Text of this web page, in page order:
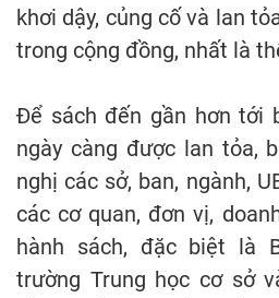
khơi dậy, củng cố và lan
trong cộng đồng, nhất là
Để sách đến gần hơn tới
ngày càng được lan tỏa,
nghị các sở, ban, ngành,
các cơ quan, đơn vị,
hành sách, đặc biệt là
trường Trung học cơ sở